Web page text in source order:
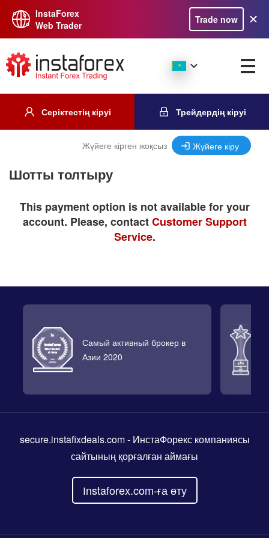
InstaForex
Web Trader
Trade now
Серіктестің кіруі Трейдердің кіруі
Жүйеге кірген жоқсыз Жүйеге кіру
Шотты толтыру
This payment option is not available for your
account. Please, contactCustomer Support
Service.
Самый активный брокер в
Азии 2020
secure.instafixdeals.com- ИнстаФорекс компаниясы
сайтының қорғалған аймағы
Іnstaforex.com-ға өту